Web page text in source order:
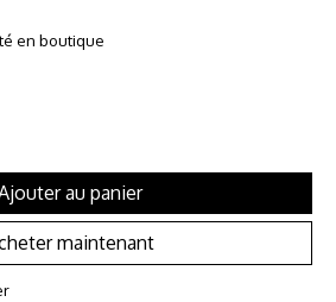
en boutique
au panier
maintenant